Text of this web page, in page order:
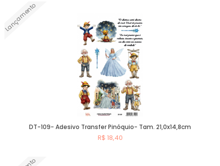
Lançamento
DT-109- Adesivo Transfer Pinóquio- Tam. 21,0x14,8cm
R$ 18,40